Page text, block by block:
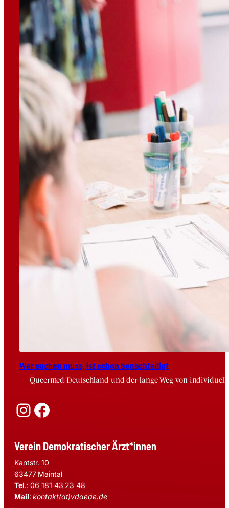
Wer suchen muss, ist schon benach­tei­ligt
Queermed Deutschland und der lange Weg von
Instagram
Facebook
Verein Demokratischer Ärzt*innen
Kantstr. 10
63477 Maintal
Tel.: 06 181 43 23 48
Mail:kontakt(at)vdaeae.de